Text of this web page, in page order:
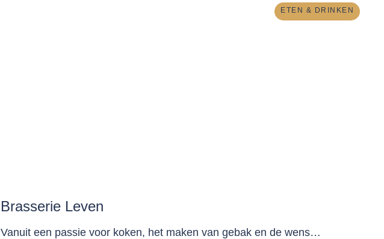
ETEN & DRINKEN
Brasserie Leven
Vanuit een passie voor koken, het maken van gebak en de wens…